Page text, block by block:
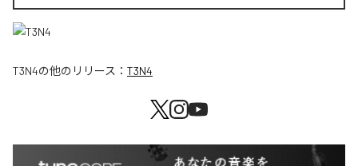
T3N4の他のリリース： T3N4